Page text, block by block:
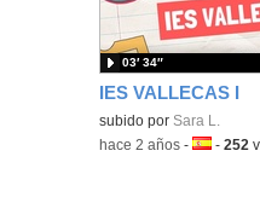
IES VALLECAS I
Contenido educativo.
subido por Sara L.
03′ 34″
-hace 2 años -Idioma:
-252